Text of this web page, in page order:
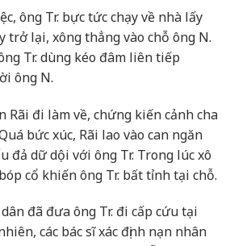
ông Tr. bực tức chạy về nhà lấy
trở lại, xông thẳng vào chỗ ông N.
Tr. dùng kéo đâm liên tiếp
ông N.
Rãi đi làm về, chứng kiến cảnh cha
bức xúc, Rãi lao vào can ngăn
đả dữ dội với ông Tr. Trong lúc xô
cổ khiến ông Tr. bất tỉnh tại chỗ.
đã đưa ông Tr. đi cấp cứu tại
các bác sĩ xác định nạn nhân